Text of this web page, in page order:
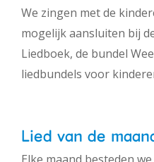
We zingen met de
mogelijk aansluiten bij
Liedboek, de bundel
liedbundels voor
Lied van de